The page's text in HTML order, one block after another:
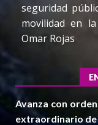
seguridad
movilidad en
Omar Rojas
Avanza con
extraordinario de